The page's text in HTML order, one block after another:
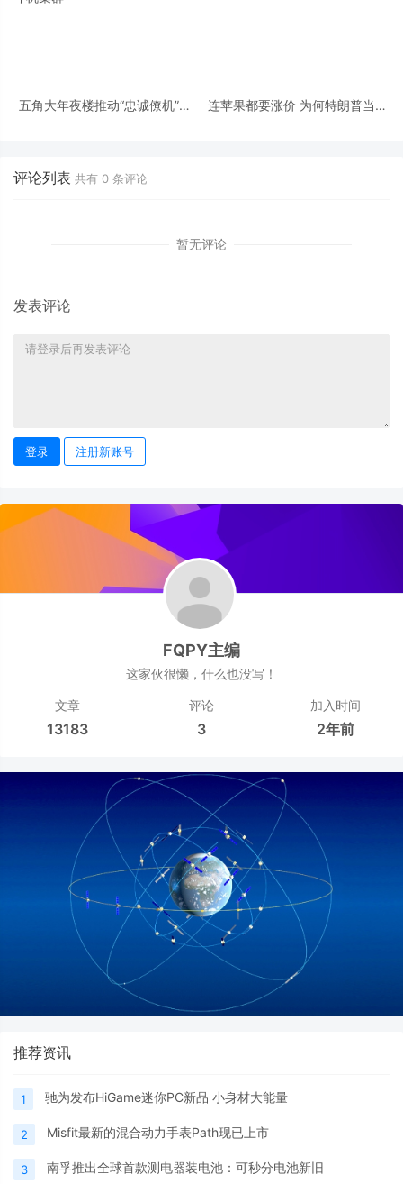
五角大年夜楼推动“忠诚僚机”量
连苹果都要涨价 为何特朗普当局
评论列表 共有 0 条评论
暂无评论
发表评论
登录 注册新账号
FQPY主编
这家伙很懒，什么也没写！
文章
13183
评论
3
加入时间
2年前
推荐资讯
1 驰为发布HiGame迷你PC新品 小身材大能量
2 Misfit最新的混合动力手表Path现已上市
3 南孚推出全球首款测电器装电池：可秒分电池新旧